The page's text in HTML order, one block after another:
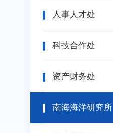
人事人才处
科技合作处
资产财务处
南海海洋研究所